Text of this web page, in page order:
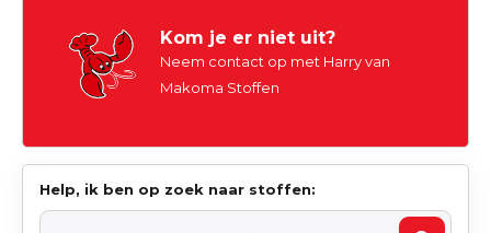
Kom je er niet uit?
Neem contact op met Harry van
Makoma Stoffen
Help, ik ben op zoek naar stoffen: